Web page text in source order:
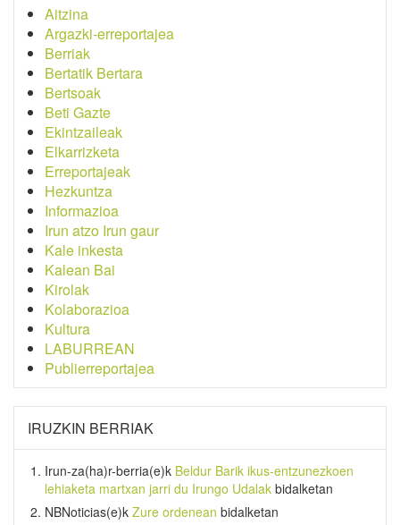
Aitzina
Argazki-erreportajea
Berriak
Bertatik Bertara
Bertsoak
Beti Gazte
Ekintzaileak
Elkarrizketa
Erreportajeak
Hezkuntza
Informazioa
Irun atzo Irun gaur
Kale inkesta
Kalean Bai
Kirolak
Kolaborazioa
Kultura
LABURREAN
Publierreportajea
IRUZKIN BERRIAK
Irun-za(ha)r-berria(e)k Beldur Barik ikus-entzunezkoen
lehiaketa martxan jarri du Irungo Udalak bidalketan
NBNoticias(e)k Zure ordenean bidalketan